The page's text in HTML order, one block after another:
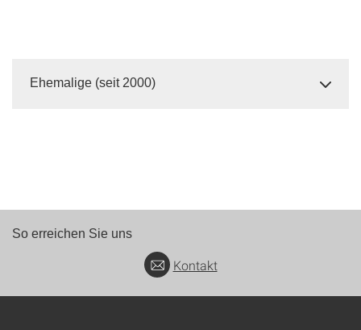
Ehemalige (seit 2000)
So erreichen Sie uns
Kontakt